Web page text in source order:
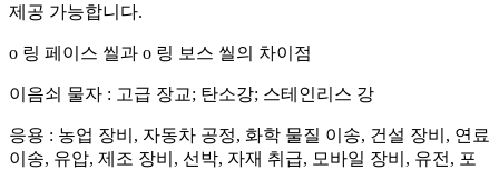
제공 가능합니다.
o 링 페이스 씰과 o 링 보스 씰의 차이점
이음쇠 물자 : 고급 장교; 탄소강; 스테인리스 강
응용 : 농업 장비, 자동차 공정, 화학 물질 이송, 건설 장비, 연료
이송, 유압, 제조 장비, 선박, 자재 취급, 모바일 장비, 유전, 포